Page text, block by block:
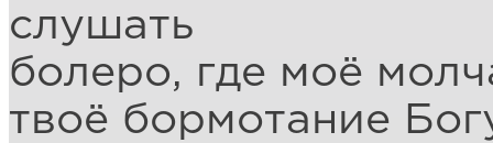
слушать
болеро, где моё
твоё бормотание